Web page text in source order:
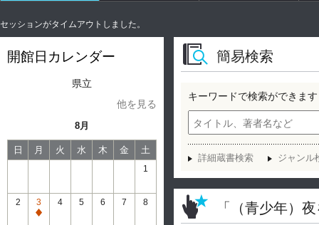
セッションがタイムアウトしました。
開館日カレンダー
県立
他を見る
8月
日 月 火 水 木 金 土
1
2
3
通
4 5 6 7 8
簡易検索
キーワードで検索ができます
詳細蔵書検索 ジャンル
「（青少年）